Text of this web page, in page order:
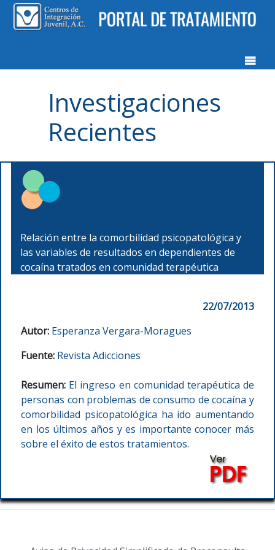
Investigaciones
Recientes
Relación entre la comorbilidad psicopatológica y
las variables de resultados en dependientes de
cocaína tratados en comunidad terapéutica
22/07/2013
Autor: Esperanza Vergara-Moragues
Fuente: Revista Adicciones
Resumen: El ingreso en comunidad terapéutica de
personas con problemas de consumo de cocaína y
comorbilidad psicopatológica ha ido aumentando
en los últimos años y es importante conocer más
sobre el éxito de estos tratamientos.